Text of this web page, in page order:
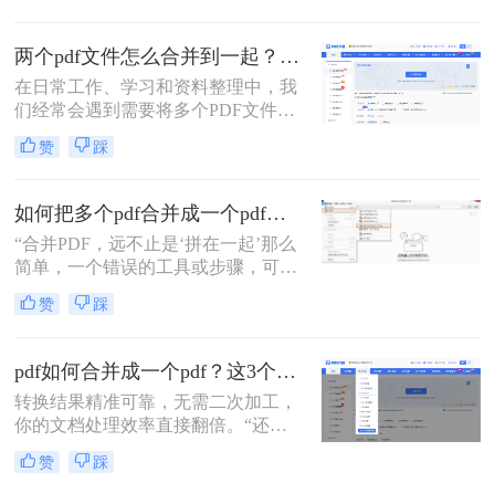
一个PDF文件里？”
两个pdf文件怎么合并到一起？一篇涵盖所有主流方法的终极指南！
在日常工作、学习和资料整理中，我
们经常会遇到需要将多个PDF文件合
并为一个的情况。无论是整合多个章
节的电子书、汇总一份报告的各个部
PDF文档，掌握高效、可靠的PDF合
并技能至关重要。市面上有许多工具
可以实现这一功能，但各有优劣。那
么两个pdf文件怎么合并到一起呢？本
文将为您详细介绍四种主流且有效的
方法，从在线工具的便捷到专业软件
求。
赞 踩
如何把多个pdf合并成一个pdf？5种高效合并方法详解！
“合并PDF，远不止是‘拼在一起’那么
简单，一个错误的工具或步骤，可能
让你精心排版的文档面目全
非。”——这是从业多年，处理过上
赞 踩
pdf如何合并成一个pdf？这3个免费高效方法，职场人必须掌握！
转换结果精准可靠，无需二次加工，
你的文档处理效率直接翻倍。“还在
为合并几十个PDF报告而头疼？你浪
费在重复操作上的时间，够你学一个
赞 踩